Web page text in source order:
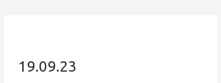
19.09.23